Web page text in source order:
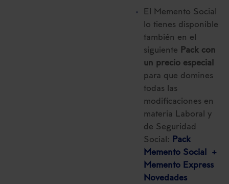
El Memento Social
lo tienes disponible
también en el
siguiente Pack con
un precio especial
para que domines
todas las
modificaciones en
materia Laboral y
de Seguridad
Social: Pack
Memento Social +
Memento Express
Novedades